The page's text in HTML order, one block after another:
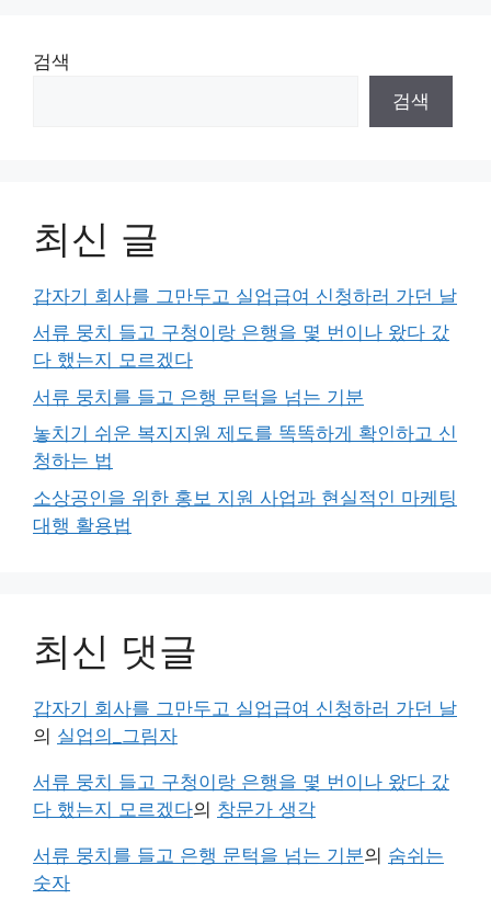
검색
검색
최신 글
갑자기 회사를 그만두고 실업급여 신청하러 가던 날
서류 뭉치 들고 구청이랑 은행을 몇 번이나 왔다 갔
다 했는지 모르겠다
서류 뭉치를 들고 은행 문턱을 넘는 기분
놓치기 쉬운 복지지원 제도를 똑똑하게 확인하고 신
청하는 법
소상공인을 위한 홍보 지원 사업과 현실적인 마케팅
대행 활용법
최신 댓글
갑자기 회사를 그만두고 실업급여 신청하러 가던 날
의 실업의_그림자
서류 뭉치 들고 구청이랑 은행을 몇 번이나 왔다 갔
다 했는지 모르겠다의 창문가 생각
서류 뭉치를 들고 은행 문턱을 넘는 기분의 숨쉬는
숫자